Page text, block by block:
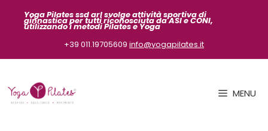
Yoga Pilates ssd arl svolge attività sportivadi
ginnastica per tutti riconosciuta da ASIe CONI,
utilizzando i metodi Pilates e Yoga
+39 011.19705609 info@yogapilates.it
MENU